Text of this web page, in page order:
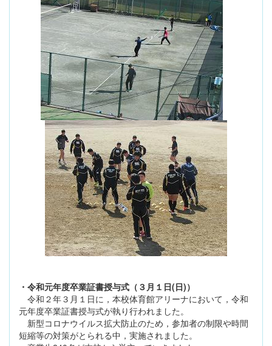
・令和元年度卒業証書授与式（３月１日(日)）
令和２年３月１日に，本校体育館アリーナにおいて，令和
元年度卒業証書授与式が執り行われました。
新型コロナウイルス拡大防止のため，参加者の制限や時間
短縮等の対策がとられる中，実施されました。